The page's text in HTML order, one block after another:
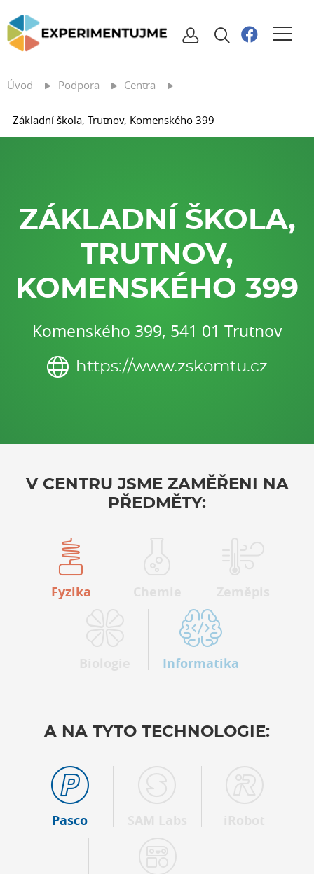
Úvod Podpora Centra
Základní škola, Trutnov, Komenského 399
ZÁKLADNÍ ŠKOLA,
TRUTNOV,
KOMENSKÉHO 399
Komenského 399, 541 01 Trutnov
https://www.zskomtu.cz
V CENTRU JSME ZAMĚŘENI NA
PŘEDMĚTY:
Fyzika
Informatika
A NA TYTO TECHNOLOGIE:
Pasco